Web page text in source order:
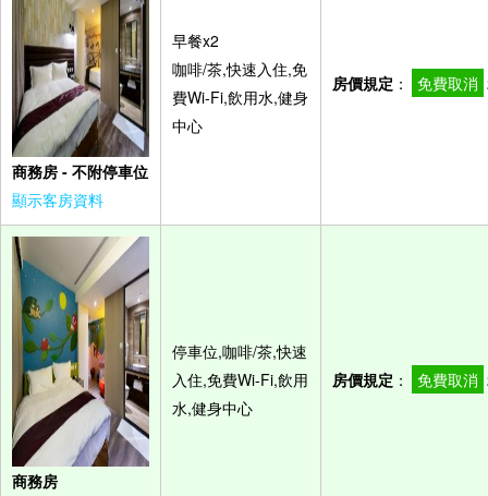
商務房 - 不附停車位
顯示客房資料
早餐x2
咖啡/茶,快速入住,免
費Wi-Fi,飲用水,健身
中心
房價規定 ： 免費取消
商務房
停車位,咖啡/茶,快速
入住,免費Wi-Fi,飲用
水,健身中心
房價規定 ： 免費取消